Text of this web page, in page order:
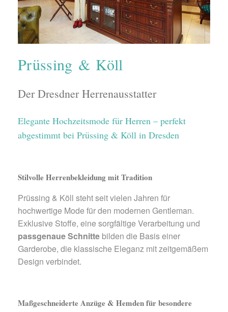
Prüssing & Köll
Der Dresdner Herrenausstatter
Elegante Hochzeitsmode für Herren – perfekt
abgestimmt bei Prüssing & Köll in Dresden
Stilvolle Herrenbekleidung mit Tradition
Prüssing & Köll steht seit vielen Jahren für
hochwertige Mode für den modernen Gentleman.
Exklusive Stoffe, eine sorgfältige Verarbeitung und
passgenaue Schnitte bilden die Basis einer
Garderobe, die klassische Eleganz mit zeitgemäßem
Design verbindet.
Maßgeschneiderte Anzüge & Hemden für besondere